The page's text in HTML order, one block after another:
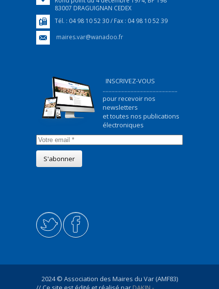
83007 DRAGUIGNAN CEDEX
Tél. : 04 98 10 52 30 / Fax : 04 98 10 52 39
maires.var@wanadoo.fr
INSCRIVEZ-VOUS
...................................................
pour recevoir nos
newsletters
et toutes nos publications
électroniques
2024 © Association des Maires du Var (AMF83)